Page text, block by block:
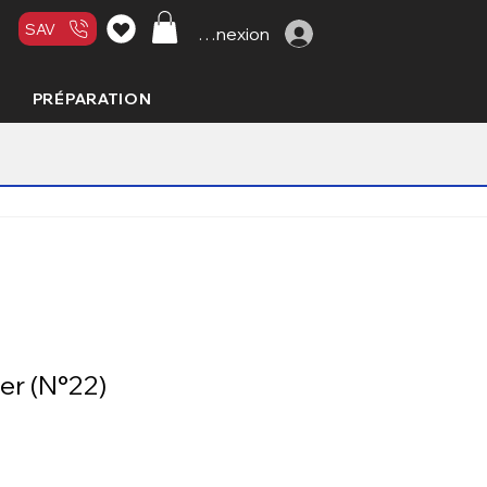
SAV Connexion
PRÉPARATION
(N°22)